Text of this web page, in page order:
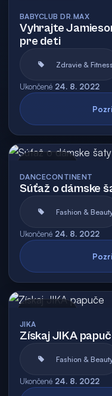
BABYCLUB DR.MAX
Vyhrajte
pre deti
Zdravie & Fitness
Ukončené 24. 8. 2022
DANCECONTINENT
Súťaž o dámske
Fashion &
Ukončené 24. 8. 2022
JIKA
Získaj JIKA
Fashion &
Ukončené 24. 8. 2022